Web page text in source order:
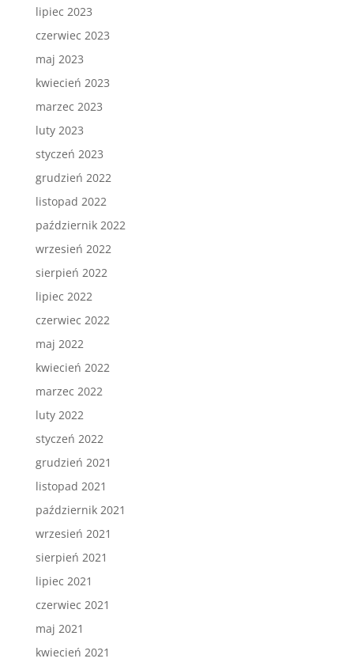
lipiec 2023
czerwiec 2023
maj 2023
kwiecień 2023
marzec 2023
luty 2023
styczeń 2023
grudzień 2022
listopad 2022
październik 2022
wrzesień 2022
sierpień 2022
lipiec 2022
czerwiec 2022
maj 2022
kwiecień 2022
marzec 2022
luty 2022
styczeń 2022
grudzień 2021
listopad 2021
październik 2021
wrzesień 2021
sierpień 2021
lipiec 2021
czerwiec 2021
maj 2021
kwiecień 2021